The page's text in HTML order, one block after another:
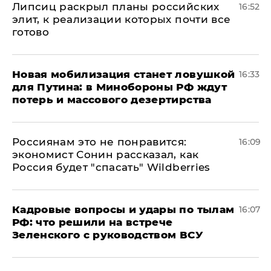
Липсиц раскрыл планы российских
элит, к реализации которых почти все
готово
16:52
​Новая мобилизация станет ловушкой
для Путина: в Минобороны РФ ждут
потерь и массового дезертирства
16:33
Россиянам это не понравится:
экономист Сонин рассказал, как
Россия будет "спасать" Wildberries
16:09
Кадровые вопросы и удары по тылам
РФ: что решили на встрече
Зеленского с руководством ВСУ
16:07